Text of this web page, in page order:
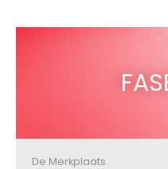
De Merkplaats